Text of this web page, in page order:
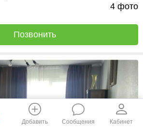
4 фото
Вчера
Позвонить
Добавить Сообщения Кабинет